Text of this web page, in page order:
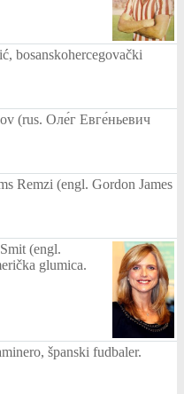
bosanskohercegovački
(rus. Оле́г Евге́ньевич
Remzi (engl. Gordon James
(engl.
glumica.
španski fudbaler.